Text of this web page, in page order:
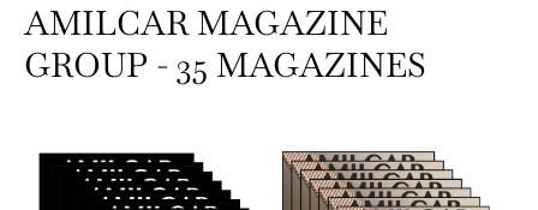
AMILCAR MAGAZINE
GROUP - 35 MAGAZINES